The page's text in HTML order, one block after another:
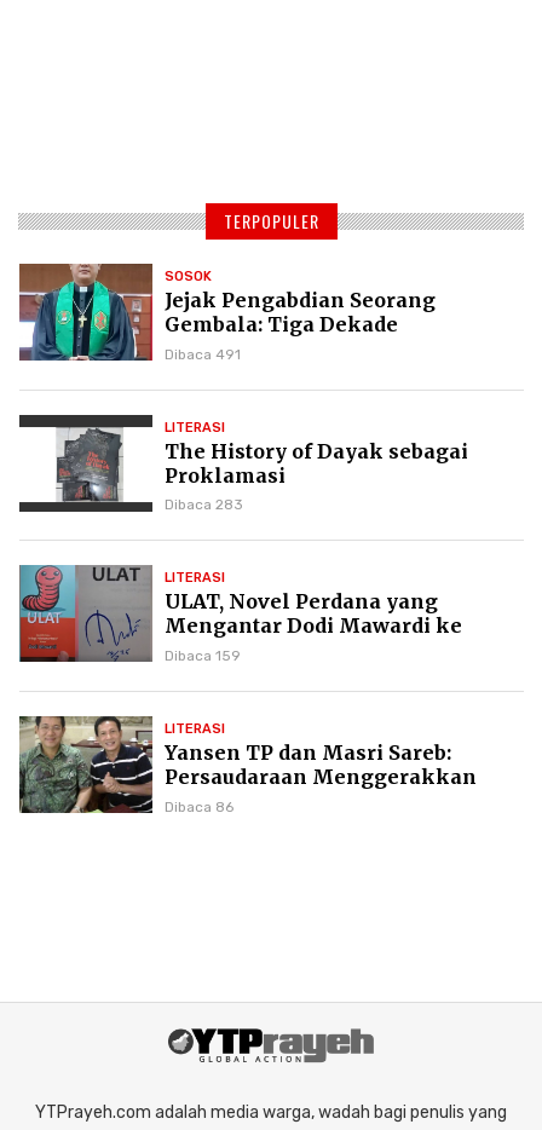
TERPOPULER
SOSOK
Jejak Pengabdian Seorang
Gembala: Tiga Dekade
Kepemimpinan Pdt. Dr. Yulius
Dibaca 491
LITERASI
The History of Dayak sebagai
Proklamasi
Dibaca 283
LITERASI
ULAT, Novel Perdana yang
Mengantar Dodi Mawardi ke
Puncak Karier Kepenulisan
Dibaca 159
LITERASI
Yansen TP dan Masri Sareb:
Persaudaraan Menggerakkan
Literasi Borneo
Dibaca 86
YTPrayeh.com adalah media warga, wadah bagi penulis yang